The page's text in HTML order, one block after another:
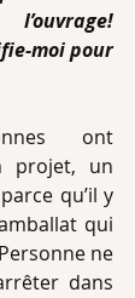
moi pour
ont
projet, un
qu’il y
qui
ne
dans